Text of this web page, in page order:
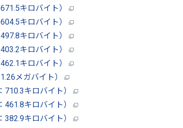
キロバイト）
キロバイト）
キロバイト）
キロバイト）
キロバイト）
メガバイト）
710.3キロバイト）
461.8キロバイト）
382.9キロバイト）